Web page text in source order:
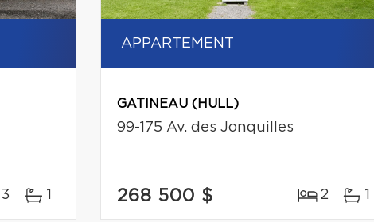
3 1
APPARTEMENT
GATINEAU (HULL)
99-175 Av. des Jonquilles
268 500 $ 2 1